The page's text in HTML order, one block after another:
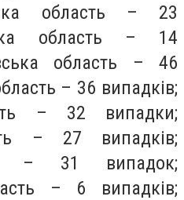
область – 23
область – 14
область – 46
– 36 випадків;
– 32 випадки;
– 27 випадків;
– 31 випадок;
– 6 випадків;